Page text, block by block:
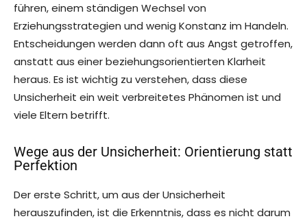
führen, einem ständigen Wechsel von
Erziehungsstrategien und wenig Konstanz im Handeln.
Entscheidungen werden dann oft aus Angst getroffen,
anstatt aus einer beziehungsorientierten Klarheit
heraus. Es ist wichtig zu verstehen, dass diese
Unsicherheit ein weit verbreitetes Phänomen ist und
viele Eltern betrifft.
Wege aus der Unsicherheit: Orientierung statt
Perfektion
Der erste Schritt, um aus der Unsicherheit
herauszufinden, ist die Erkenntnis, dass es nicht darum